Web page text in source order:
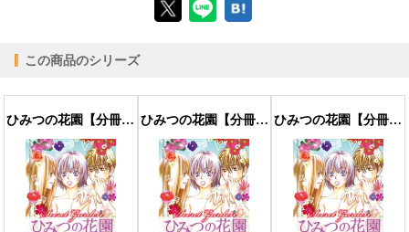
【PC版ConTenDoビューア】
【モバイルビューア】
この商品のシリーズ
ひみつの花園【分冊版】 1話 ひみつの花園【分冊版】 2話 ひみつの花園【分冊版】 3話